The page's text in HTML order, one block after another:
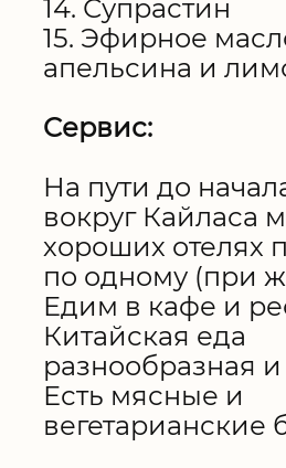
14. Супрастин
15. Эфирное
апельсина и
Cервис:
На пути до
вокруг Кайласа
хороших отелях
по одному (при
Едим в кафе и
Китайская еда
разнообразная и
Есть мясные и
вегетарианские